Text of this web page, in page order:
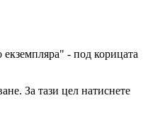
- под корицата
За тази цел натиснете